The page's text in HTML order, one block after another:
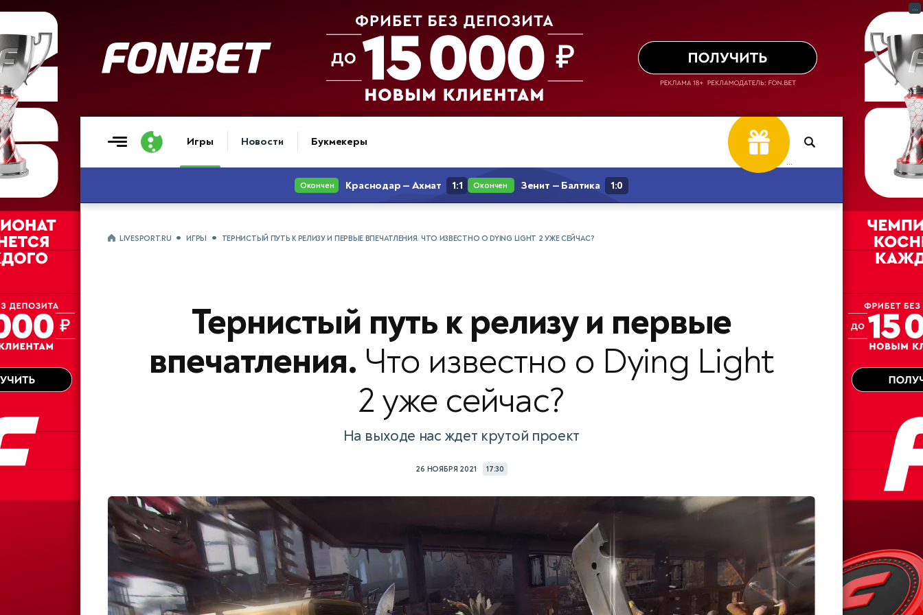
Игры Новости Букмекеры
...
LIVESPORT.RU ИГРЫ ТЕРНИСТЫЙ ПУТЬ К РЕЛИЗУ И ПЕРВЫЕ ВПЕЧАТЛЕНИЯ. ЧТО ИЗВЕСТНО О DYING LIGHT 2 УЖЕ СЕЙЧАС?
Тернистый путь к релизу и первые
впечатления. Что известно о Dying Light
2 уже сейчас?
На выходе нас ждет крутой проект
26 НОЯБРЯ 2021 17:30
...